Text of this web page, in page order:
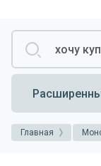
Главная